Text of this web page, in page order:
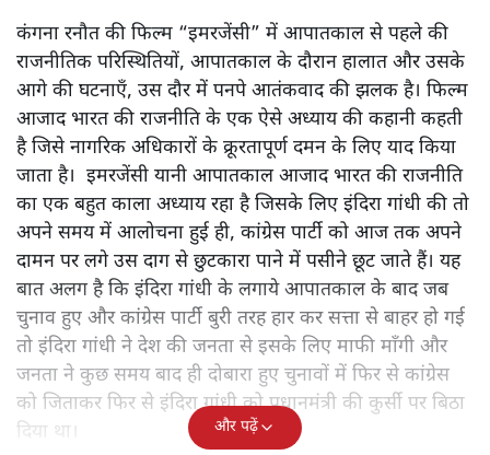
कंगना रनौत की फिल्म “इमरजेंसी” में आपातकाल से पहले की
राजनीतिक परिस्थितियों, आपातकाल के दौरान हालात और उसके
आगे की घटनाएँ, उस दौर में पनपे आतंकवाद की झलक है। फिल्म
आजाद भारत की राजनीति के एक ऐसे अध्याय की कहानी कहती
है जिसे नागरिक अधिकारों के क्रूरतापूर्ण दमन के लिए याद किया
जाता है। इमरजेंसी यानी आपातकाल आजाद भारत की राजनीति
का एक बहुत काला अध्याय रहा है जिसके लिए इंदिरा गांधी की तो
अपने समय में आलोचना हुई ही, कांग्रेस पार्टी को आज तक अपने
दामन पर लगे उस दाग से छुटकारा पाने में पसीने छूट जाते हैं। यह
बात अलग है कि इंदिरा गांधी के लगाये आपातकाल के बाद जब
चुनाव हुए और कांग्रेस पार्टी बुरी तरह हार कर सत्ता से बाहर हो गई
तो इंदिरा गांधी ने देश की जनता से इसके लिए माफी माँगी और
जनता ने कुछ समय बाद ही दोबारा हुए चुनावों में फिर से कांग्रेस
को जिताकर फिर से इंदिरा गांधी को प्रधानमंत्री की कुर्सी पर बिठा
दिया था।
और पढ़ें